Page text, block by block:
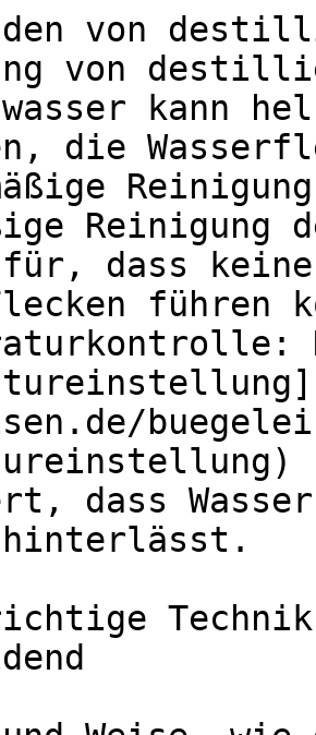
von
von
kann
die
Reinigung
dass keine
führen
dass
hinterlässt.